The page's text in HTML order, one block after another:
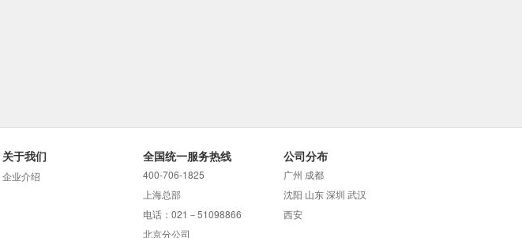
关于我们
企业介绍
全国统一服务热线
400-706-1825
上海总部
电话：021－51098866
北京分公司
公司分布
广州 成都
沈阳 山东 深圳 武汉
西安